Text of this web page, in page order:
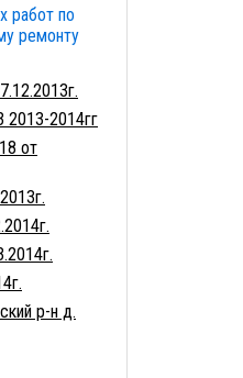
работ по
ремонту
2013-2014гг
от
р-н д.